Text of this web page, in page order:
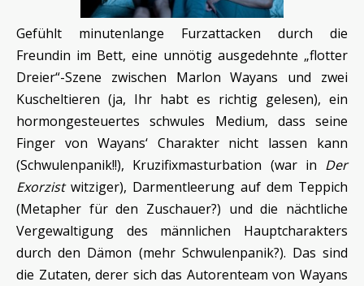
Gefühlt minutenlange Furzattacken durch die
Freundin im Bett, eine unnötig ausgedehnte „flotter
Dreier“-Szene zwischen Marlon Wayans und zwei
Kuscheltieren (ja, Ihr habt es richtig gelesen), ein
hormongesteuertes schwules Medium, dass seine
Finger von Wayans‘ Charakter nicht lassen kann
(Schwulenpanik!!), Kruzifixmasturbation (war in Der
Exorzistwitziger), Darmentleerung auf dem Teppich
(Metapher für den Zuschauer?) und die nächtliche
Vergewaltigung des männlichen Hauptcharakters
durch den Dämon (mehr Schwulenpanik?). Das sind
die Zutaten, derer sich das Autorenteam von Wayans